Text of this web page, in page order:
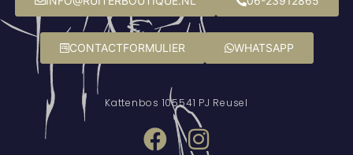
CONTACTFORMULIER WHATSAPP
Kattenbos 105541 PJ Reusel